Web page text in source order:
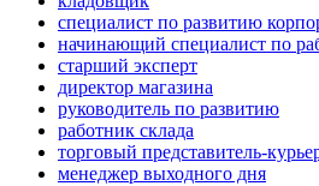
специалист по развитию
начинающий специалист по
старший эксперт
директор магазина
руководитель по развитию
работник склада
торговый представитель-
менеджер выходного дня